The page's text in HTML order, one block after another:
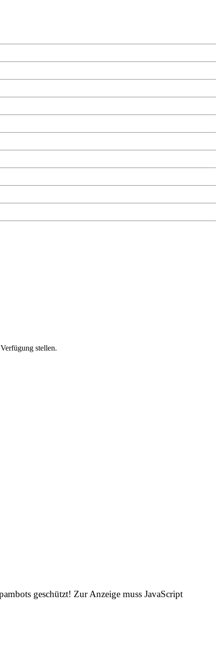
stellen.
geschützt! Zur Anzeige muss JavaScript